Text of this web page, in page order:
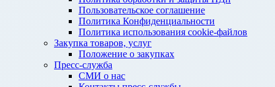
Пользовательское соглашение
Политика Конфиденциальности
Политика использования cookie-файлов
Закупка товаров, услуг
Положение о закупках
Пресс-служба
СМИ о нас